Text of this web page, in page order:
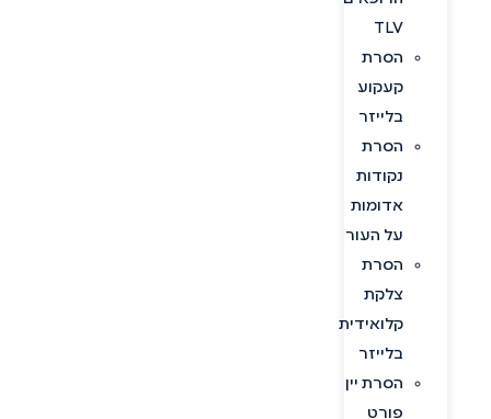
TLV
הסרת
קעקוע
בלייזר
הסרת
נקודות
אדומות
על העור
הסרת
צלקת
קלואידית
בלייזר
הסרת יין
פורט